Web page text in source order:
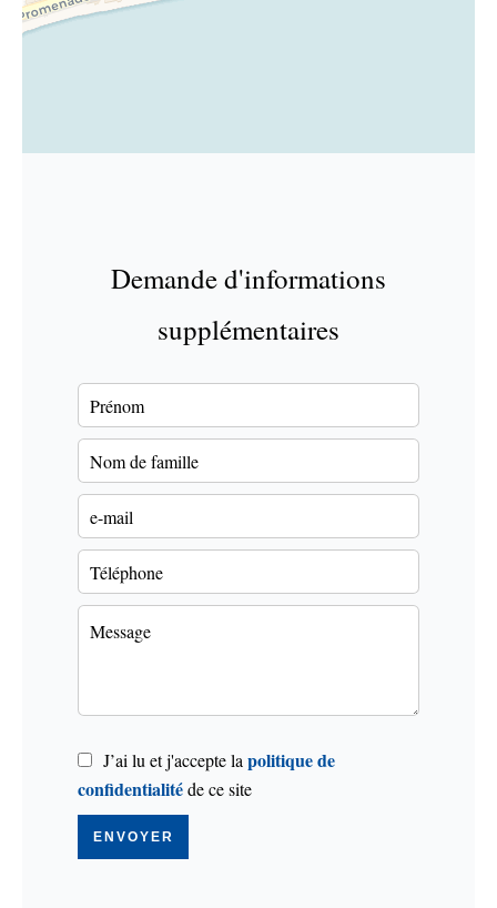
Demande d'informations
supplémentaires
J’ai lu et j'accepte la politique de
confidentialitéde ce site
ENVOYER